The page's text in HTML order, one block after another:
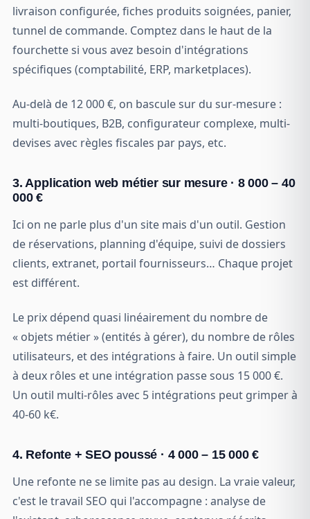
livraison configurée, fiches produits soignées, panier,
tunnel de commande. Comptez dans le haut de la
fourchette si vous avez besoin d'intégrations
spécifiques (comptabilité, ERP, marketplaces).
Au-delà de 12 000 €, on bascule sur du sur-mesure :
multi-boutiques, B2B, configurateur complexe, multi-
devises avec règles fiscales par pays, etc.
3. Application web métier sur mesure · 8 000 – 40
000 €
Ici on ne parle plus d'un site mais d'un outil. Gestion
de réservations, planning d'équipe, suivi de dossiers
clients, extranet, portail fournisseurs… Chaque projet
est différent.
Le prix dépend quasi linéairement du nombre de
« objets métier » (entités à gérer), du nombre de rôles
utilisateurs, et des intégrations à faire. Un outil simple
à deux rôles et une intégration passe sous 15 000 €.
Un outil multi-rôles avec 5 intégrations peut grimper à
40-60 k€.
4. Refonte + SEO poussé · 4 000 – 15 000 €
Une refonte ne se limite pas au design. La vraie valeur,
c'est le travail SEO qui l'accompagne : analyse de